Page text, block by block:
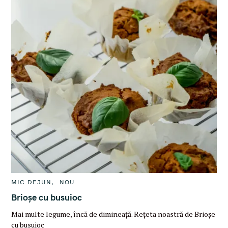
C
T
E
O
MIC DEJUN NOU
Brioșe cu busuioc
Mai multe legume, încă de dimineață. Rețeta noastră de Brioșe
cu busuioc